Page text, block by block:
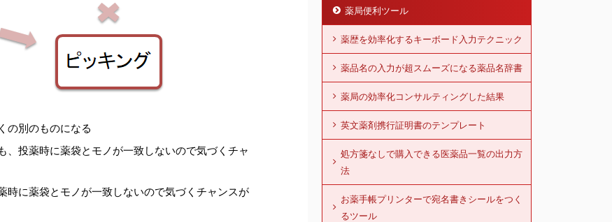
の別のものになる
、投薬時に薬袋とモノが一致しないので気づくチャ
時に薬袋とモノが一致しないので気づくチャンスが
薬局便利ツール
薬歴を効率化するキーボード入力テクニック
薬品名の入力が超スムーズになる薬品名辞書
薬局の効率化コンサルティングした結果
英文薬剤携行証明書のテンプレート
処方箋なしで購入できる医薬品一覧の出力方
法
お薬手帳プリンターで宛名書きシールをつく
るツール